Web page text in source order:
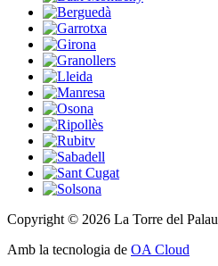
Copyright © 2026 La Torre del Palau
Amb la tecnologia de OA Cloud